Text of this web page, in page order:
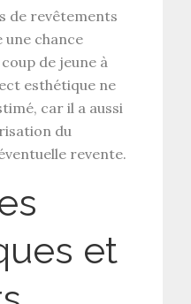
de revêtements
une chance
de jeune à
esthétique ne
car il a aussi
du
revente.
et